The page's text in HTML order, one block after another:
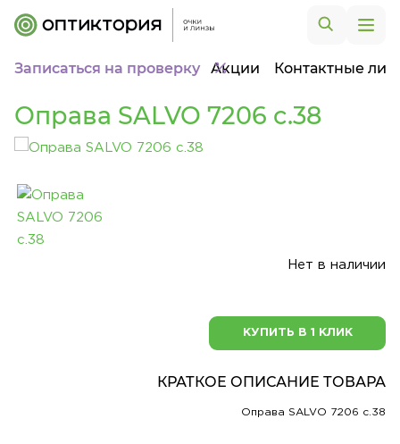
Записаться на проверку Акции Контактные
Оправа SALVO 7206 c.38
Нет в наличии
КУПИТЬ В 1 КЛИК
КРАТКОЕ ОПИСАНИЕ ТОВАРА
Оправа SALVO 7206 c.38